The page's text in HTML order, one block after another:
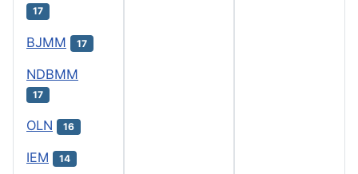
17
BJMM 17
NDBMM
17
OLN 16
IEM 14